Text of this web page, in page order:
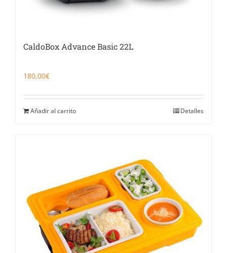
CaldoBox Advance Basic 22L
180,00€
Añadir al carrito Detalles